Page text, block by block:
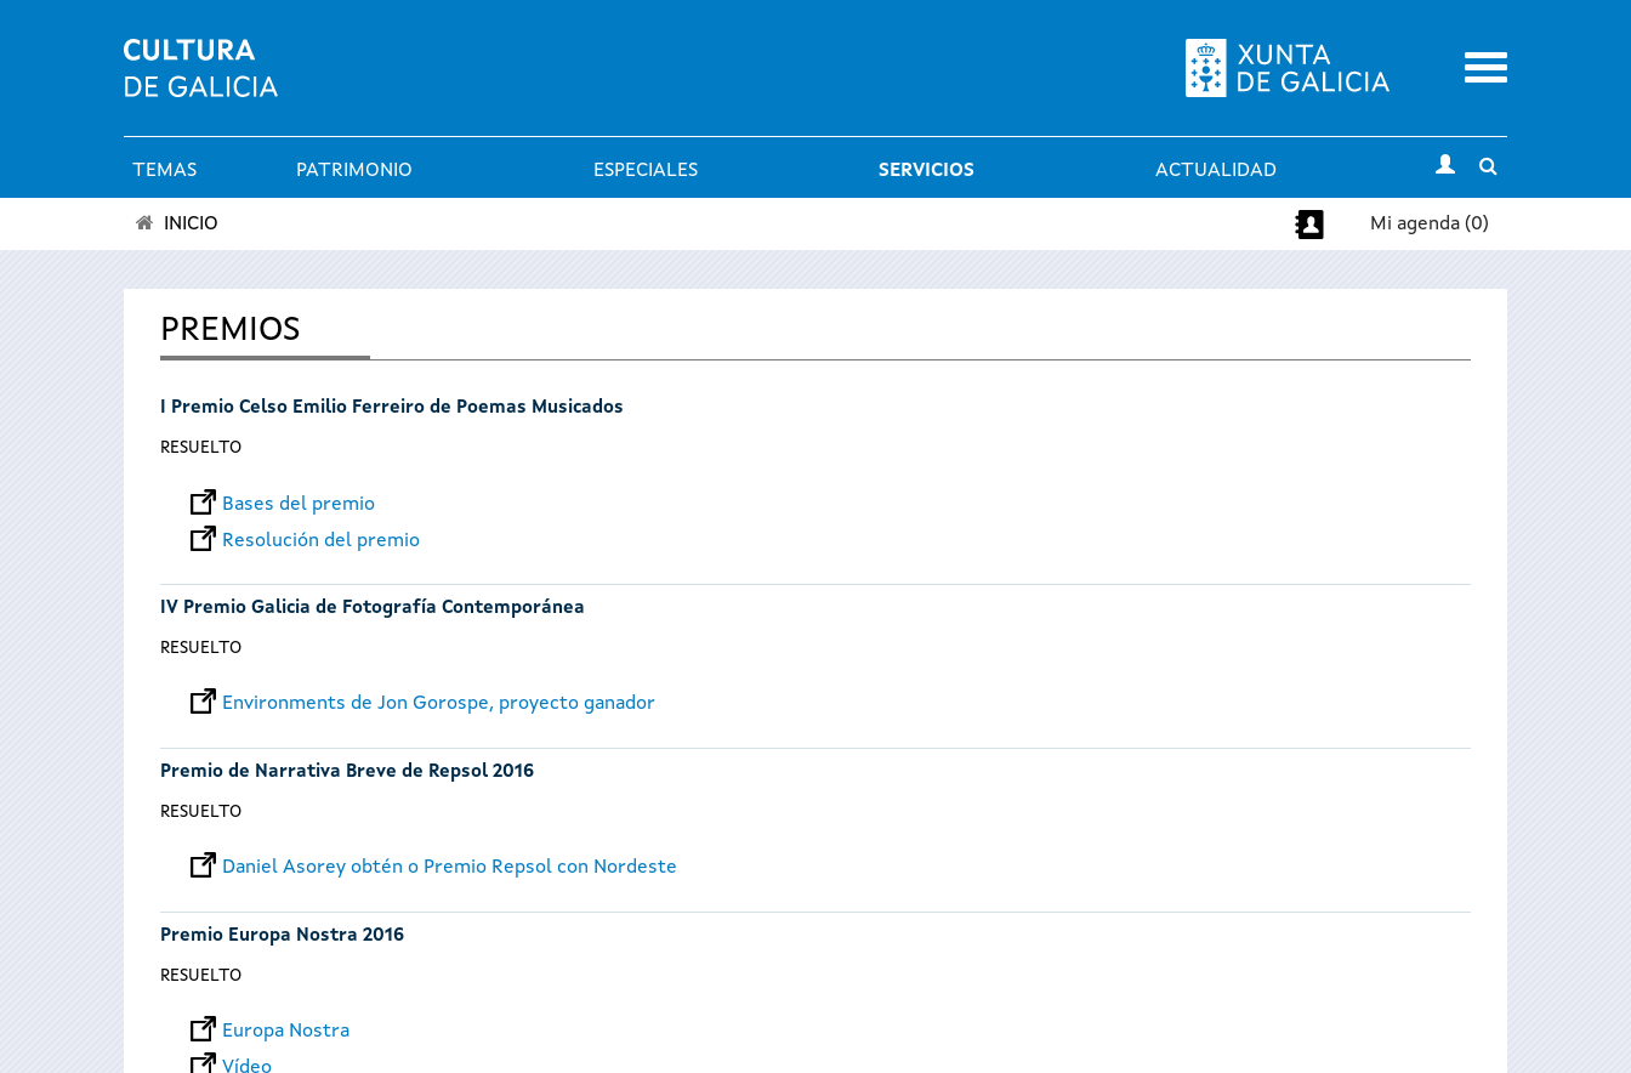
Menu
Menú
principal
TEMAS PATRIMONIO ESPECIALES SERVICIOS ACTUALIDAD
search
encuentra
aquí
INICIO Mi agenda (0)
PREMIOS
I Premio Celso Emilio Ferreiro de Poemas Musicados
RESUELTO
Bases del premio
Resolución del premio
IV Premio Galicia de Fotografía Contemporánea
RESUELTO
Environments de Jon Gorospe, proyecto ganador
Premio de Narrativa Breve de Repsol 2016
RESUELTO
Daniel Asorey obtén o Premio Repsol con Nordeste
Premio Europa Nostra 2016
RESUELTO
Europa Nostra
Vídeo